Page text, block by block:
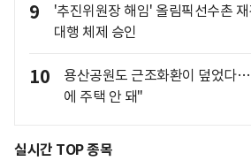
9
'추진위원장 해임' 올림픽선수촌
대행 체제 승인
10
용산공원도 근조화환이 덮었다
에 주택 안 돼"
실시간 TOP 종목